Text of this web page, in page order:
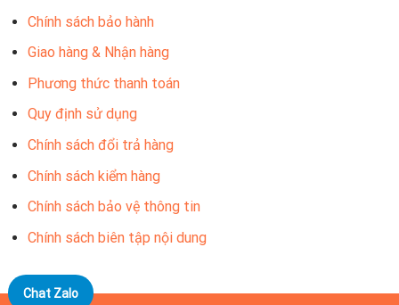
Chính sách bảo hành
Giao hàng & Nhận hàng
Phương thức thanh toán
Quy định sử dụng
Chính sách đổi trả hàng
Chính sách kiểm hàng
Chính sách bảo vệ thông tin
Chính sách biên tập nội dung
Chat Zalo